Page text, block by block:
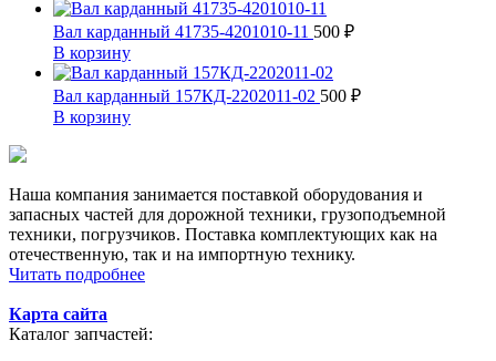
Вал карданный 41735-4201010-11 500 ₽
В корзину
Вал карданный 157КД-2202011-02 500 ₽
В корзину
Наша компания занимается поставкой оборудования и
запасных частей для дорожной техники, грузоподъемной
техники, погрузчиков. Поставка комплектующих как на
отечественную, так и на импортную технику.
Читать подробнее
Карта сайта
Каталог запчастей: